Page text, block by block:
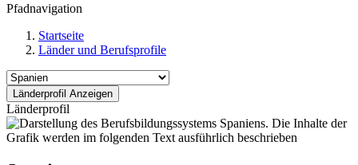
Pfadnavigation
Startseite
Länder und Berufsprofile
Länderprofil